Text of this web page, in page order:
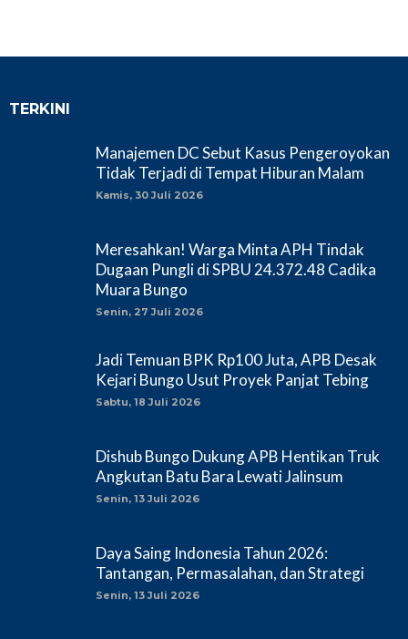
TERKINI
Manajemen DC Sebut Kasus Pengeroyokan
Tidak Terjadi di Tempat Hiburan Malam
Kamis, 30 Juli 2026
Meresahkan! Warga Minta APH Tindak
Dugaan Pungli di SPBU 24.372.48 Cadika
Muara Bungo
Senin, 27 Juli 2026
Jadi Temuan BPK Rp100 Juta, APB Desak
Kejari Bungo Usut Proyek Panjat Tebing
Sabtu, 18 Juli 2026
Dishub Bungo Dukung APB Hentikan Truk
Angkutan Batu Bara Lewati Jalinsum
Senin, 13 Juli 2026
Daya Saing Indonesia Tahun 2026:
Tantangan, Permasalahan, dan Strategi
Senin, 13 Juli 2026